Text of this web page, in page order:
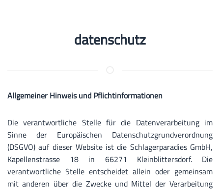
datenschutz
Allgemeiner Hinweis und Pflichtinformationen
Die verantwortliche Stelle für die Datenverarbeitung im
Sinne der Europäischen Datenschutzgrundverordnung
(DSGVO) auf dieser Website ist die Schlagerparadies GmbH,
Kapellenstrasse 18 in 66271 Kleinblittersdorf. Die
verantwortliche Stelle entscheidet allein oder gemeinsam
mit anderen über die Zwecke und Mittel der Verarbeitung